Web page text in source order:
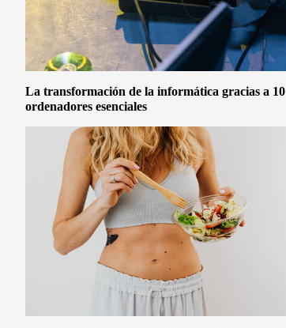
La transformación de la informática gracias a 10
ordenadores esenciales